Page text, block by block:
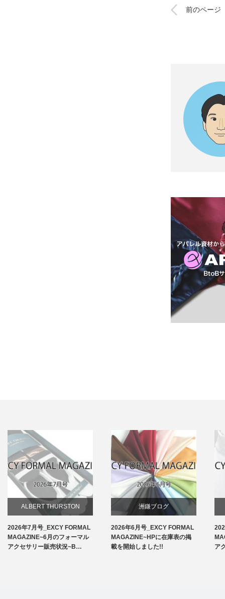
前のページ
ALBERT THURSTON
お知らせ
2026年7月号_EXCY FORMAL
MAGAZINE~6月のフォーマル
アクセサリー販売状況~B…
洲鎌ブログ
2026年6月号_EXCY FORMAL
MAGAZINE~HPに在庫表の掲
載を開始しました!!
ア